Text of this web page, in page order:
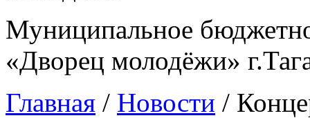
Муниципальное
«Дворец молодёжи»
Главная / Новости /